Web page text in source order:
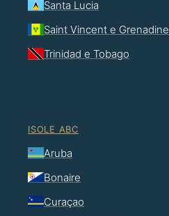
Santa Lucia
Saint Vincent e Grenadine
Trinidad e Tobago
ISOLE ABC
Aruba
Bonaire
Curaçao